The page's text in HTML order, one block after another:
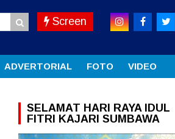
Screen
ADVERTORIAL FOTO VIDEO
SELAMAT HARI RAYA IDUL
FITRI KAJARI SUMBAWA